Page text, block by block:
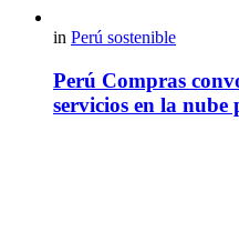
in Perú sostenible
Perú Compras
servicios en la nube